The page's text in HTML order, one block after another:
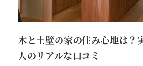
木と土壁の家の住み心地は？
人のリアルな口コミ